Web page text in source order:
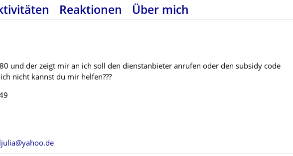
Reaktionen Über mich
und der zeigt mir an ich soll den dienstanbieter anrufen oder den subsidy code
nicht kannst du mir helfen???